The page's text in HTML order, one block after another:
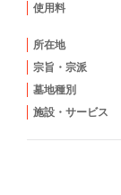
使用料
所在地
宗旨・宗派
墓地種別
施設・サービス